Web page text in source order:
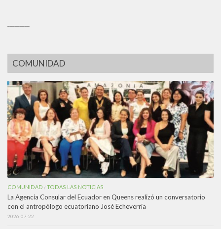
COMUNIDAD
COMUNIDAD /TODAS LAS NOTICIAS
La Agencia Consular del Ecuador en Queens realizó un conversatorio
con el antropólogo ecuatoriano José Echeverría
2026-07-22